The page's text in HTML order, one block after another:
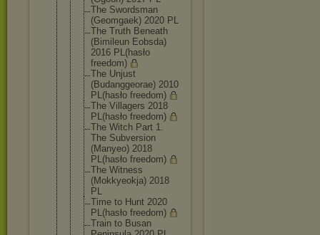
The Swordsman
(Geomgaek) 2020 PL
The Truth Beneath
(Bimileun Eobsda)
2016 PL(hasło
freedom)
The Unjust
(Budanggeorae) 2010
PL(hasło freedom)
The Villagers 2018
PL(hasło freedom)
The Witch Part 1.
The Subversion
(Manyeo) 2018
PL(hasło freedom)
The Witness
(Mokkyeokja) 2018
PL
Time to Hunt 2020
PL(hasło freedom)
Train to Busan